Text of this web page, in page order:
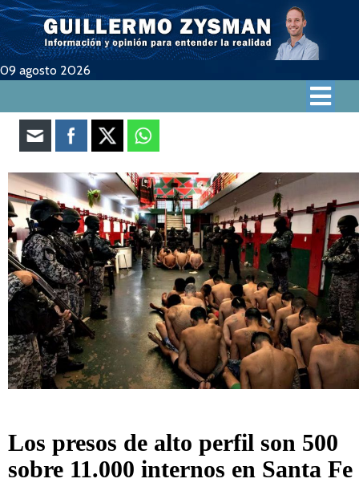
09 agosto 2026
Los presos de alto perfil son 500
sobre 11.000 internos en Santa Fe